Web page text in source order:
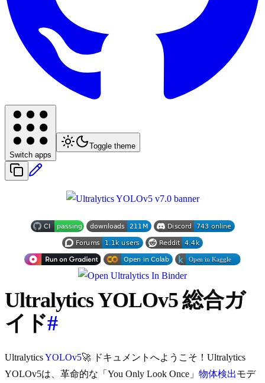
Switch apps
Toggle theme
Ultralytics YOLOv5 総合ガ
イド#
UltralyticsYOLOv5🚀 ドキュメントへようこそ！Ultralytics
YOLOv5は、革命的な「You Only Look Once」 物体検出モデ